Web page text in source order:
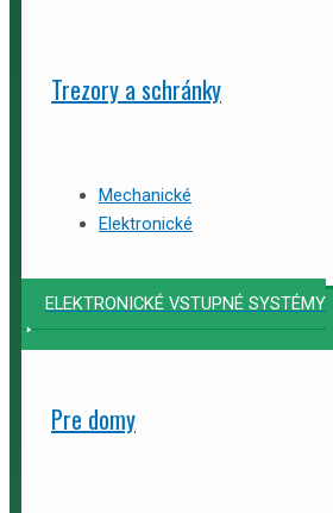
Trezory a schránky
Mechanické
Elektronické
ELEKTRONICKÉ VSTUPNÉ SYSTÉMY
Pre domy